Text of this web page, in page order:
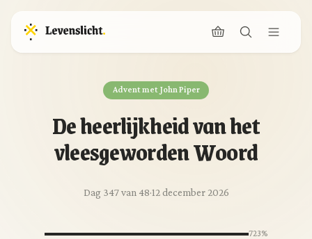
Advent met John Piper
De heerlijkheid van het
vleesgeworden Woord
Dag 347 van 48·12 december 2026
723%